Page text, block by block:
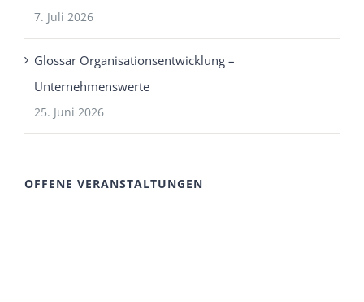
7. Juli 2026
Glossar Organisationsentwicklung –
Unternehmenswerte
25. Juni 2026
OFFENE VERANSTALTUNGEN